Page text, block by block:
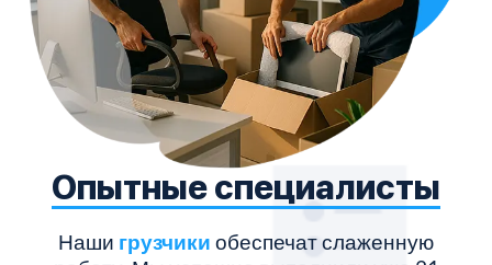
Опытные специалисты
Наши грузчики обеспечат слаженную